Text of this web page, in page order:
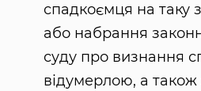
спадкоємця на таку
або набрання
суду про визнання
відумерлою, а